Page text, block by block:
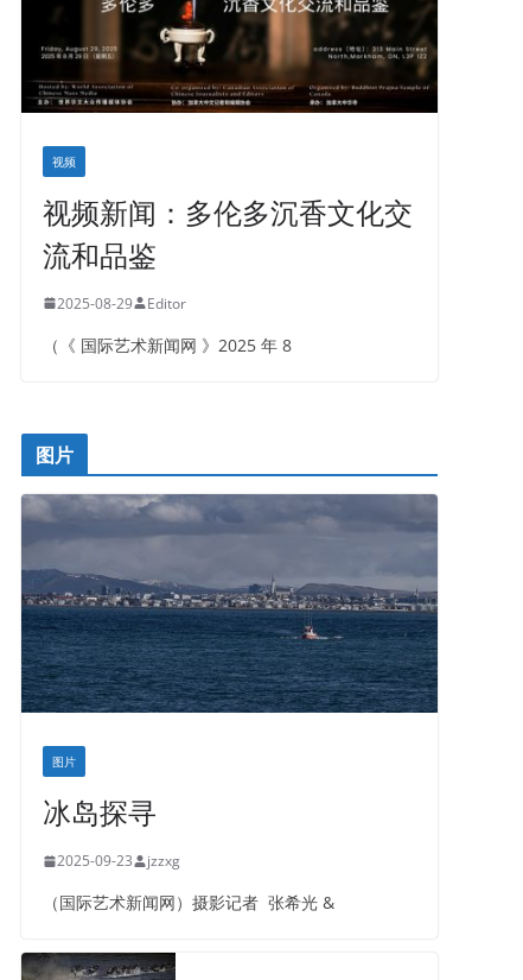
视频
视频新闻：多伦多沉香文化交
流和品鉴
2025-08-29 Editor
（《 国际艺术新闻网 》2025 年 8
图片
图片
冰岛探寻
2025-09-23 jzzxg
（国际艺术新闻网）摄影记者 张希光 &